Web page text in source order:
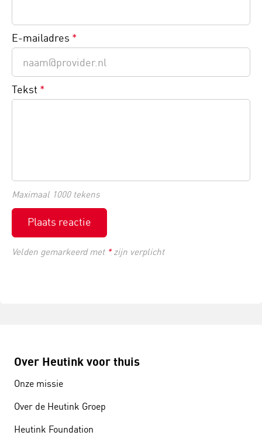
E-mailadres *
Tekst *
Maximaal 1000 tekens
Plaats reactie
Velden gemarkeerd met *zijn verplicht
Over Heutink voor thuis
Onze missie
Over de Heutink Groep
Heutink Foundation